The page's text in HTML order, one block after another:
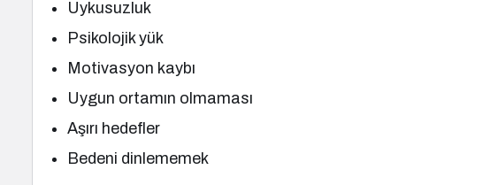
Uykusuzluk
Psikolojik yük
Motivasyon kaybı
Uygun ortamın olmaması
Aşırı hedefler
Bedeni dinlememek